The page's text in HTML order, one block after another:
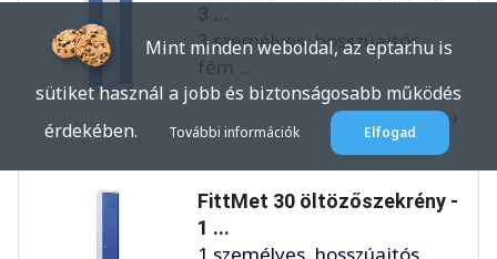
3 személyes, hosszúajtós,
fém ...
FittMet 30 öltözőszekrény -
1 ...
1 személyes, hosszúajtós,
Mint minden weboldal, az eptar.hu is
sütiket használ a jobb és biztonságosabb működés
érdekében.
További információk Elfogad